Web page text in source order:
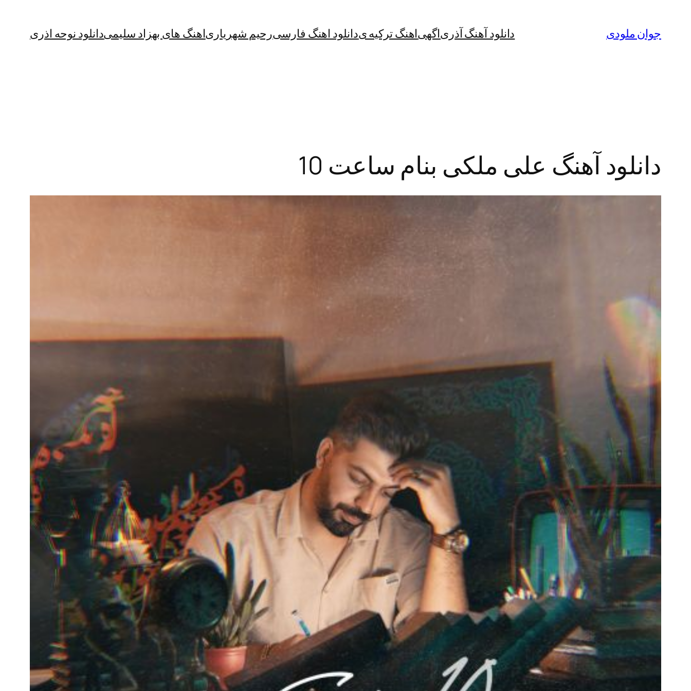
جوان ملودی دانلود آهنگ آذریاگهیاهنگ ترکیه یدانلود اهنگ فارسیرحیم شهریاریاهنگ های بهزاد سلیمیدانلود نوحه اذری
دانلود آهنگ علی ملکی بنام ساعت 10